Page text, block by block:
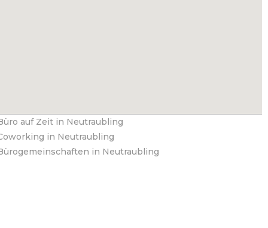
auf Zeit in Neutraubling
in Neutraubling
in Neutraubling